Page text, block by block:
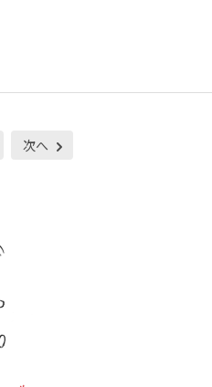
次へ